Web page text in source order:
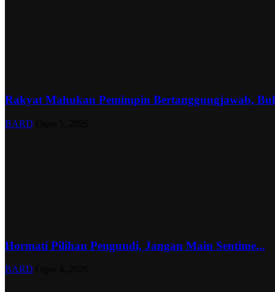
Rakyat Mahukan Pemimpin Bertanggungjawab,
BARD
Hormati Pilihan Pengundi, Jangan Main Sentime...
BARD